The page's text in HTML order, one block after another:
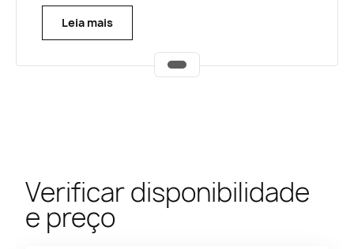
Leia mais
Verificar disponibilidade
e preço